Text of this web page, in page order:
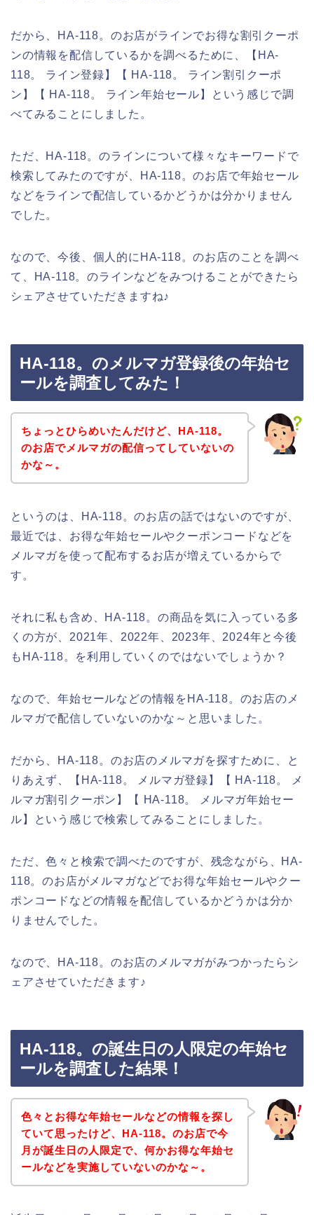
だから、HA-118。のお店がラインでお得な割引クーポ
ンの情報を配信しているかを調べるために、【HA-
118。 ライン登録】【 HA-118。 ライン割引クーポ
ン】【 HA-118。 ライン年始セール】という感じで調
べてみることにしました。
ただ、HA-118。のラインについて様々なキーワードで
検索してみたのですが、HA-118。のお店で年始セール
などをラインで配信しているかどうかは分かりません
でした。
なので、今後、個人的にHA-118。のお店のことを調べ
て、HA-118。のラインなどをみつけることができたら
シェアさせていただきますね♪
HA-118。のメルマガ登録後の年始セ
ールを調査してみた！
ちょっとひらめいたんだけど、HA-118。
のお店でメルマガの配信ってしていないの
かな～。
というのは、HA-118。のお店の話ではないのですが、
最近では、お得な年始セールやクーポンコードなどを
メルマガを使って配布するお店が増えているからで
す。
それに私も含め、HA-118。の商品を気に入っている多
くの方が、2021年、2022年、2023年、2024年と今後
もHA-118。を利用していくのではないでしょうか？
なので、年始セールなどの情報をHA-118。のお店のメ
ルマガで配信していないのかな～と思いました。
だから、HA-118。のお店のメルマガを探すために、と
りあえず、【HA-118。 メルマガ登録】【 HA-118。 メ
ルマガ割引クーポン】【 HA-118。 メルマガ年始セー
ル】という感じで検索してみることにしました。
ただ、色々と検索で調べたのですが、残念ながら、HA-
118。のお店がメルマガなどでお得な年始セールやクー
ポンコードなどの情報を配信しているかどうかは分か
りませんでした。
なので、HA-118。のお店のメルマガがみつかったらシ
ェアさせていただきます♪
HA-118。の誕生日の人限定の年始セ
ールを調査した結果！
色々とお得な年始セールなどの情報を探し
ていて思ったけど、HA-118。のお店で今
月が誕生日の人限定で、何かお得な年始セ
ールなどを実施していないのかな～。